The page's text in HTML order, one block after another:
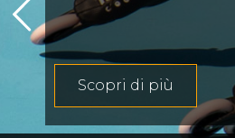
IMPIANTISTICA